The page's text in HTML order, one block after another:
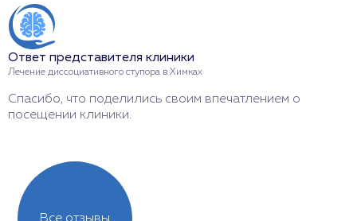
Ответ представителя клиники
Лечение диссоциативного ступора в Химках
Спасибо, что поделились своим впечатлением о
посещении клиники.
Все отзывы